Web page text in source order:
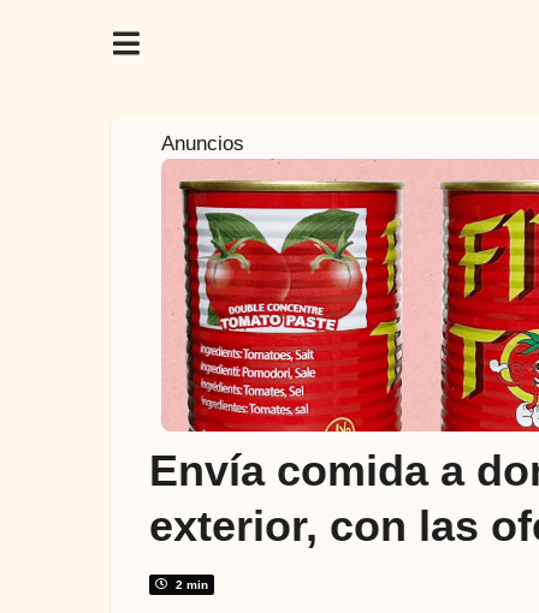
a
ñ
o
a
Anuncios
Envía comida a
exterior, con las
2 min